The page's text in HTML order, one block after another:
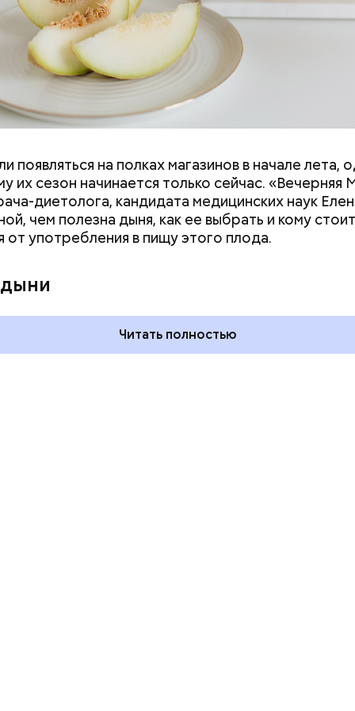
пьяного
праздники
и мире 5
и мире 4 августа
появляться на полках магазинов в начале лета,
их сезон начинается только сейчас. «Вечерняя
диетолога, кандидата медицинских наук
чем полезна дыня, как ее выбрать и кому стоит
от употребления в пищу этого плода.
Читать полностью